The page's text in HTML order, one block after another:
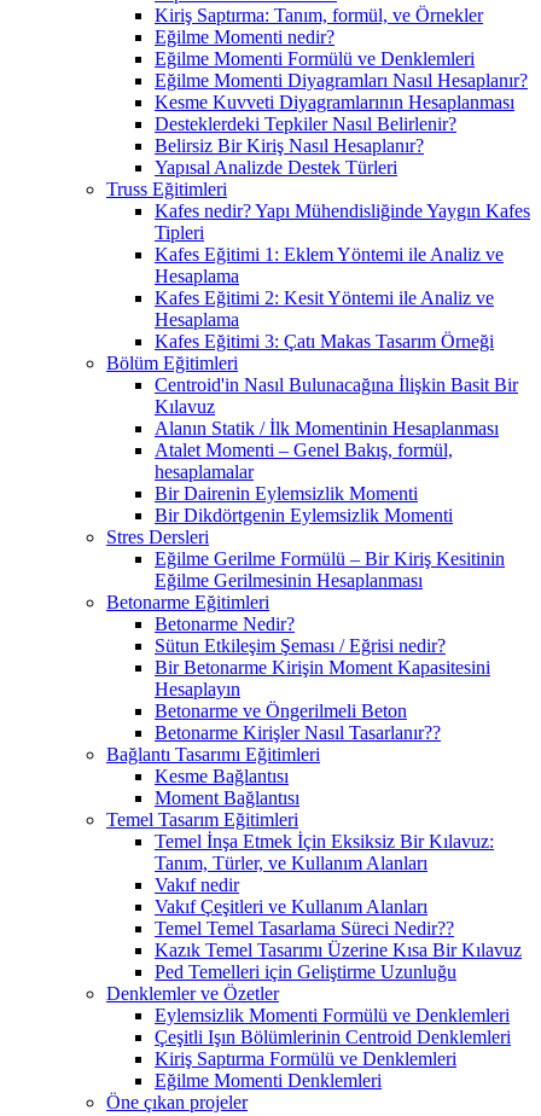
Kiriş Saptırma: Tanım, formül, ve Örnekler
Eğilme Momenti nedir?
Eğilme Momenti Formülü ve Denklemleri
Eğilme Momenti Diyagramları Nasıl Hesaplanır?
Kesme Kuvveti Diyagramlarının Hesaplanması
Desteklerdeki Tepkiler Nasıl Belirlenir?
Belirsiz Bir Kiriş Nasıl Hesaplanır?
Yapısal Analizde Destek Türleri
Truss Eğitimleri
Kafes nedir? Yapı Mühendisliğinde Yaygın Kafes
Tipleri
Kafes Eğitimi 1: Eklem Yöntemi ile Analiz ve
Hesaplama
Kafes Eğitimi 2: Kesit Yöntemi ile Analiz ve
Hesaplama
Kafes Eğitimi 3: Çatı Makas Tasarım Örneği
Bölüm Eğitimleri
Centroid'in Nasıl Bulunacağına İlişkin Basit Bir
Kılavuz
Alanın Statik / İlk Momentinin Hesaplanması
Atalet Momenti – Genel Bakış, formül,
hesaplamalar
Bir Dairenin Eylemsizlik Momenti
Bir Dikdörtgenin Eylemsizlik Momenti
Stres Dersleri
Eğilme Gerilme Formülü – Bir Kiriş Kesitinin
Eğilme Gerilmesinin Hesaplanması
Betonarme Eğitimleri
Betonarme Nedir?
Sütun Etkileşim Şeması / Eğrisi nedir?
Bir Betonarme Kirişin Moment Kapasitesini
Hesaplayın
Betonarme ve Öngerilmeli Beton
Betonarme Kirişler Nasıl Tasarlanır??
Bağlantı Tasarımı Eğitimleri
Kesme Bağlantısı
Moment Bağlantısı
Temel Tasarım Eğitimleri
Temel İnşa Etmek İçin Eksiksiz Bir Kılavuz:
Tanım, Türler, ve Kullanım Alanları
Vakıf nedir
Vakıf Çeşitleri ve Kullanım Alanları
Temel Temel Tasarlama Süreci Nedir??
Kazık Temel Tasarımı Üzerine Kısa Bir Kılavuz
Ped Temelleri için Geliştirme Uzunluğu
Denklemler ve Özetler
Eylemsizlik Momenti Formülü ve Denklemleri
Çeşitli Işın Bölümlerinin Centroid Denklemleri
Kiriş Saptırma Formülü ve Denklemleri
Eğilme Momenti Denklemleri
Öne çıkan projeler